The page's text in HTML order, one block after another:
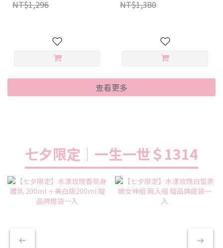
NT$1,296 NT$1,380
查看更多
七夕限定｜一生一世＄1314